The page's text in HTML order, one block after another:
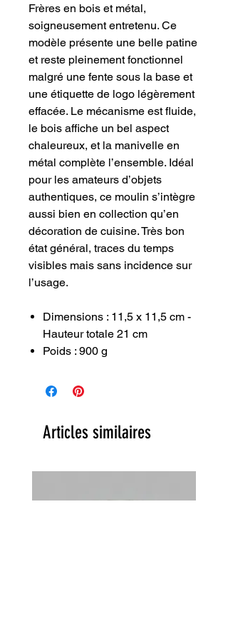
Frères en bois et métal,
soigneusement entretenu. Ce
modèle présente une belle patine
et reste pleinement fonctionnel
malgré une fente sous la base et
une étiquette de logo légèrement
effacée. Le mécanisme est fluide,
le bois affiche un bel aspect
chaleureux, et la manivelle en
métal complète l’ensemble. Idéal
pour les amateurs d’objets
authentiques, ce moulin s’intègre
aussi bien en collection qu’en
décoration de cuisine. Très bon
état général, traces du temps
visibles mais sans incidence sur
l’usage.
Dimensions : 11,5 x 11,5 cm -
Hauteur totale 21 cm
Poids : 900 g
Articles similaires